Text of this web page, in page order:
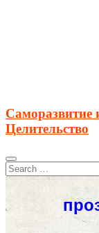
Саморазвитие
Целительство